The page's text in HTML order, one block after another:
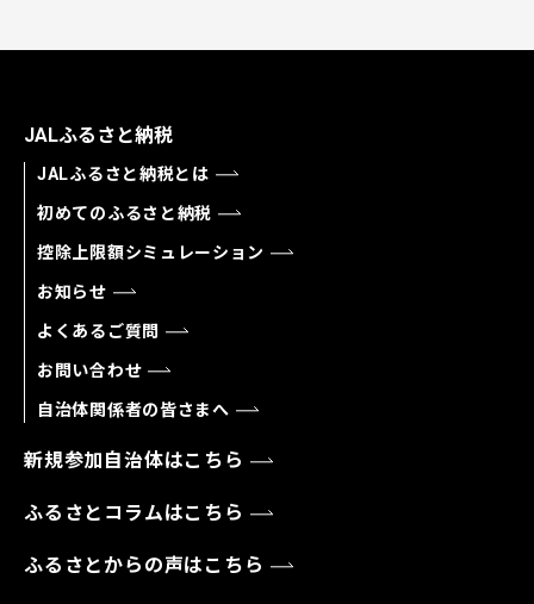
JALふるさと納税
JALふるさと納税とは
初めてのふるさと納税
控除上限額シミュレーション
お知らせ
よくあるご質問
お問い合わせ
自治体関係者の皆さまへ
新規参加自治体はこちら
ふるさとコラムはこちら
ふるさとからの声はこちら